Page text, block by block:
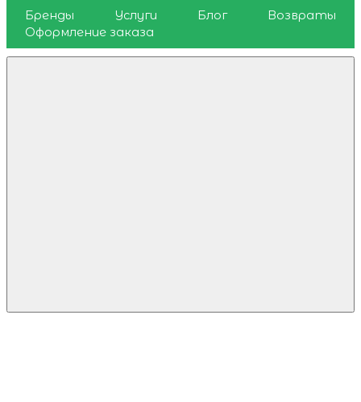
Бренды Услуги Блог
Возвраты
Оформление заказа